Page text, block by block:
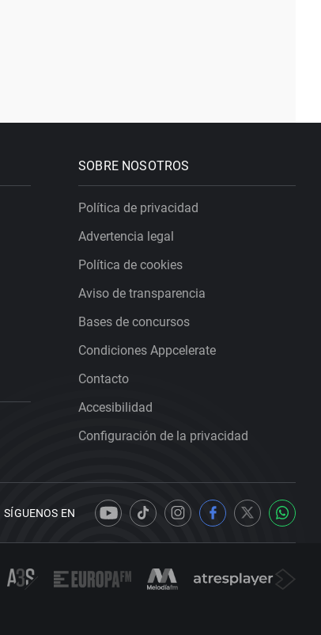
SOBRE NOSOTROS
Política de privacidad
Advertencia legal
Política de cookies
Aviso de transparencia
Bases de concursos
Condiciones Appcelerate
Contacto
Accesibilidad
Configuración de la privacidad
SÍGUENOS EN